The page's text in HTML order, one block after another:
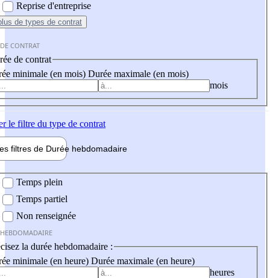
Reprise d'entreprise
de types de contrat
CONTRAT
de contrat
minimale (en mois) Durée maximale (en mois)
mois
le filtre du type de contrat
filtres de Durée hebdomadaire
Temps plein
Temps partiel
Non renseignée
la durée hebdomadaire :
minimale (en heure) Durée maximale (en heure)
heures